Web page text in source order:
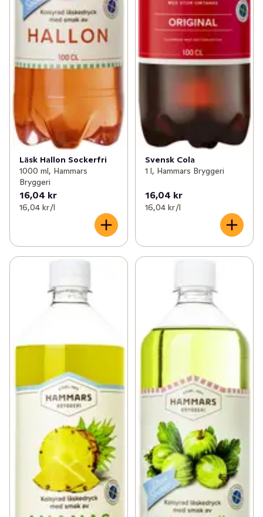
Läsk Hallon Sockerfri
1000 ml, Hammars
Bryggeri
16,04 kr
16,04 kr /l
Svensk Cola
1 l, Hammars Bryggeri
16,04 kr
16,04 kr /l